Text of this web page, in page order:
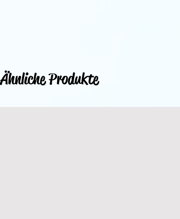
Ähnliche Produkte